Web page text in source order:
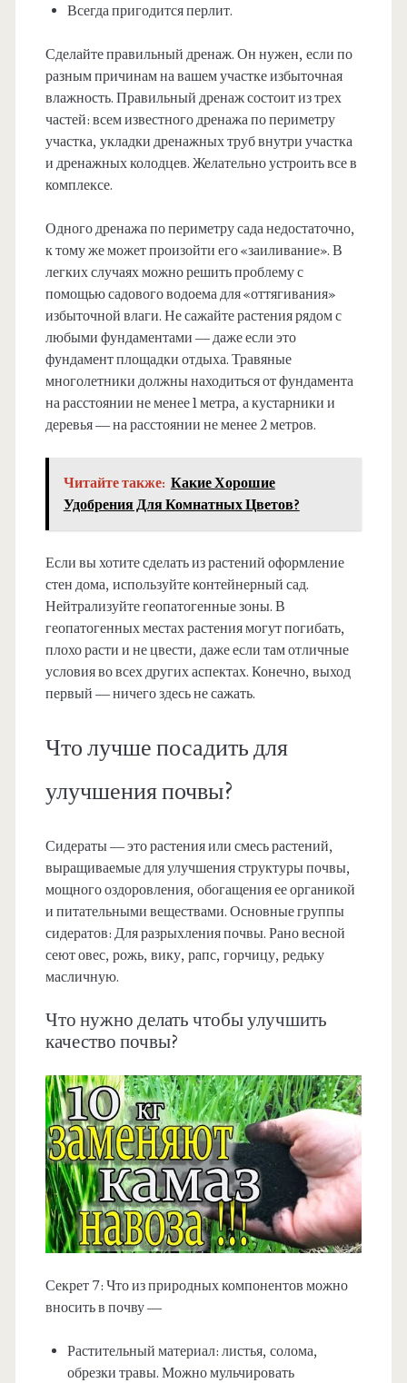
Всегда пригодится перлит.
Сделайте правильный дренаж. Он нужен, если по
разным причинам на вашем участке избыточная
влажность. Правильный дренаж состоит из трех
частей: всем известного дренажа по периметру
участка, укладки дренажных труб внутри участка
и дренажных колодцев. Желательно устроить все в
комплексе.
Одного дренажа по периметру сада недостаточно,
к тому же может произойти его «заиливание». В
легких случаях можно решить проблему с
помощью садового водоема для «оттягивания»
избыточной влаги. Не сажайте растения рядом с
любыми фундаментами — даже если это
фундамент площадки отдыха. Травяные
многолетники должны находиться от фундамента
на расстоянии не менее 1 метра, а кустарники и
деревья — на расстоянии не менее 2 метров.
Читайте также: Какие Хорошие
Удобрения Для Комнатных Цветов?
Если вы хотите сделать из растений оформление
стен дома, используйте контейнерный сад.
Нейтрализуйте геопатогенные зоны. В
геопатогенных местах растения могут погибать,
плохо расти и не цвести, даже если там отличные
условия во всех других аспектах. Конечно, выход
первый — ничего здесь не сажать.
Что лучше посадить для
улучшения почвы?
Сидераты — это растения или смесь растений,
выращиваемые для улучшения структуры почвы,
мощного оздоровления, обогащения ее органикой
и питательными веществами. Основные группы
сидератов: Для разрыхления почвы. Рано весной
сеют овес, рожь, вику, рапс, горчицу, редьку
масличную.
Что нужно делать чтобы улучшить
качество почвы?
Секрет 7: Что из природных компонентов можно
вносить в почву —
Растительный материал: листья, солома,
обрезки травы. Можно мульчировать